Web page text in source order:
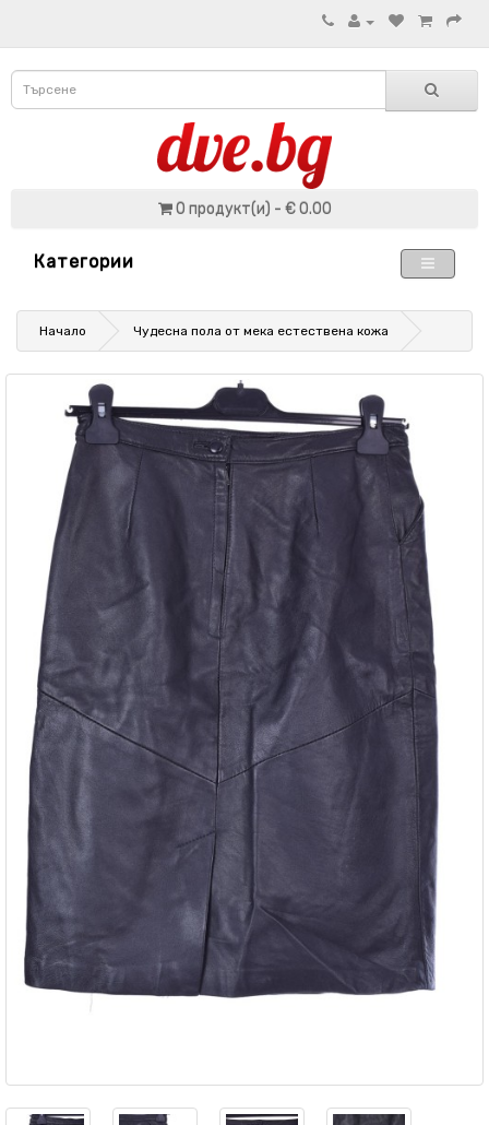
0 продукт(и) - € 0.00
Категории
Начало Чудесна пола от мека естествена кожа